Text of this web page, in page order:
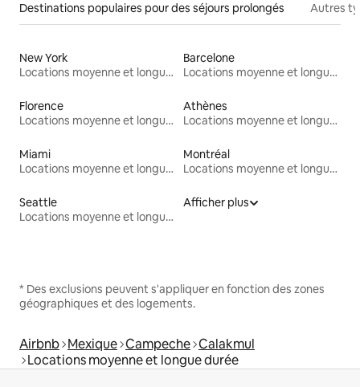
Destinations populaires pour des séjours prolongés Autres
New York
Locations moyenne et longue durée
Barcelone
Locations moyenne et longue durée
Florence
Locations moyenne et longue durée
Athènes
Locations moyenne et longue durée
Miami
Locations moyenne et longue durée
Montréal
Locations moyenne et longue durée
Seattle
Locations moyenne et longue durée
Afficher plus
* Des exclusions peuvent s'appliquer en fonction des zones
géographiques et des logements.
Airbnb Mexique Campeche Calakmul
Locations moyenne et longue durée